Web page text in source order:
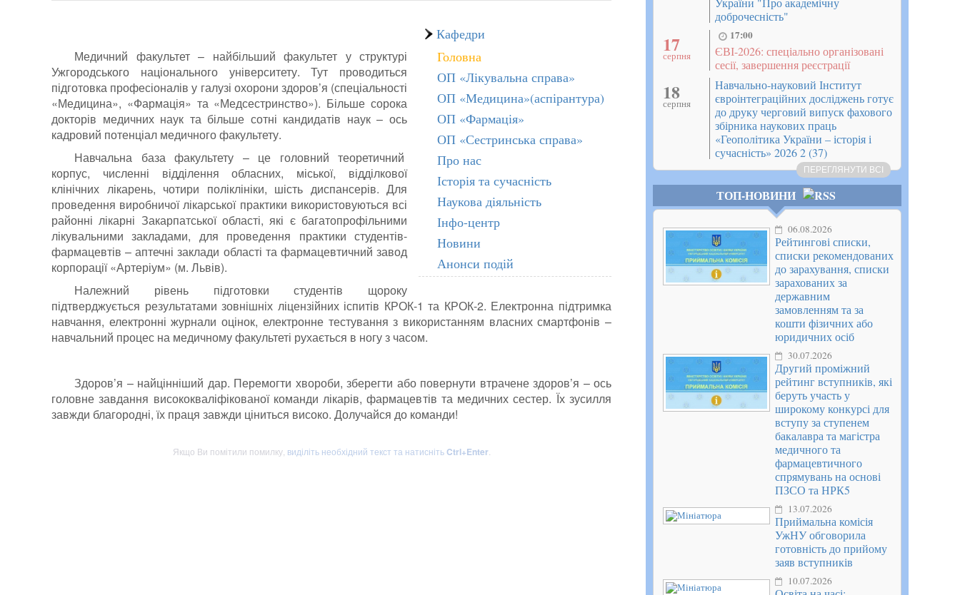
Кафедри
Головна
ОП «Лікувальна справа»
ОП «Медицина»(аспірантура)
ОП «Фармація»
ОП «Сестринська справа»
Про нас
Історія та сучасність
Наукова діяльність
Інфо-центр
Новини
Анонси подій
Медичний факультет – найбільший факультет у структурі
Ужгородського національного університету. Тут проводиться
підготовка професіоналів у галузі охорони здоров’я (спеціальності
«Медицина», «Фармація» та «Медсестринство»). Більше сорока
докторів медичних наук та більше сотні кандидатів наук – ось
кадровий потенціал медичного факультету.
Навчальна база факультету – це головний теоретичний
корпус, численні відділення обласних, міської, відділкової
клінічних лікарень, чотири поліклініки, шість диспансерів. Для
проведення виробничої лікарської практики використовуються всі
районні лікарні Закарпатської області, які є багатопрофільними
лікувальними закладами, для проведення практики студентів-
фармацевтів – аптечні заклади області та фармацевтичний завод
корпорації «Артеріум» (м. Львів).
Належний рівень підготовки студентів щороку
підтверджується результатами зовнішніх ліцензійних іспитів КРОК-1 та КРОК-2. Електронна підтримка
навчання, електронні журнали оцінок, електронне тестування з використанням власних смартфонів –
навчальний процес на медичному факультеті рухається в ногу з часом.
Здоров’я – найцінніший дар. Перемогти хвороби, зберегти або повернути втрачене здоров’я – ось
головне завдання висококваліфікованої команди лікарів, фармацевтів та медичних сестер. Їх зусилля
завжди благородні, їх праця завжди ціниться високо. Долучайся до команди!
Якщо Ви помітили помилку, виділіть необхідний текст та натиснітьCtrl+Enter.
доброчесність"
17
серпня
17:00
ЄВІ-2026: спеціально організовані
сесії, завершення реєстрації
18
серпня
Навчально-науковий Інститут
євроінтеграційних досліджень готує
до друку черговий випуск фахового
збірника наукових праць
«Геополітика України – історія і
сучасність» 2026 2 (37)
ПЕРЕГЛЯНУТИ ВСІ
ТОП-НОВИНИ
06.08.2026
Рейтингові списки,
списки рекомендованих
до зарахування, списки
зарахованих за
державним
замовленням та за
кошти фізичних або
юридичних осіб
30.07.2026
Другий проміжний
рейтинг вступників, які
беруть участь у
широкому конкурсі для
вступу за ступенем
бакалавра та магістра
медичного та
фармацевтичного
спрямувань на основі
ПЗСО та НРК5
13.07.2026
Приймальна комісія
УжНУ обговорила
готовність до прийому
заяв вступників
10.07.2026